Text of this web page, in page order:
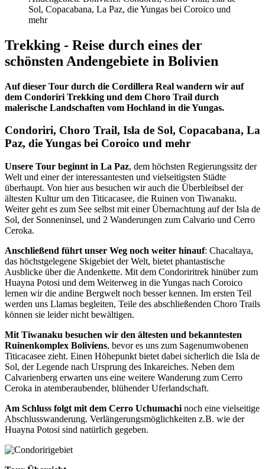
Trekking - Reise durch eines der
schönsten Andengebiete in Bolivien
Auf dieser Tour durch die Cordillera Real wandern wir auf
dem Condoriri Trekking und dem Choro Trail durch
malerische Landschaften vom Hochland in die Yungas.
Condoriri, Choro Trail, Isla de Sol, Copacabana, La
Paz, die Yungas bei Coroico und mehr
Unsere Tour beginnt in La Paz, dem höchsten Regierungssitz der
Welt und einer der interessantesten und vielseitigsten Städte
überhaupt. Von hier aus besuchen wir auch die Überbleibsel der
ältesten Kultur um den Titicacasee, die Ruinen von Tiwanaku.
Weiter geht es zum See selbst mit einer Übernachtung auf der Isla de
Sol, der Sonneninsel, und 2 Wanderungen zum Calvario und Cerro
Ceroka.
Anschließend führt unser Weg noch weiter hinauf: Chacaltaya,
das höchstgelegene Skigebiet der Welt, bietet phantastische
Ausblicke über die Andenkette. Mit dem Condoriritrek hinüber zum
Huayna Potosi und dem Weiterweg in die Yungas nach Coroico
lernen wir die andine Bergwelt noch besser kennen. Im ersten Teil
werden uns Llamas begleiten, Teile des abschließenden Choro Trails
können sie leider nicht bewältigen.
Mit Tiwanaku besuchen wir den ältesten und bekanntesten
Ruinenkomplex Boliviens, bevor es uns zum Sagenumwobenen
Titicacasee zieht. Einen Höhepunkt bietet dabei sicherlich die Isla de
Sol, der Legende nach Ursprung des Inkareiches. Neben dem
Calvarienberg erwarten uns eine weitere Wanderung zum Cerro
Ceroka in atemberaubender, blühender Uferlandschaft.
Am Schluss folgt mit dem Cerro Uchumachi noch eine vielseitige
Abschlusswanderung. Verlängerungsmöglichkeiten z.B. wie der
Huayna Potosi sind natürlich gegeben.